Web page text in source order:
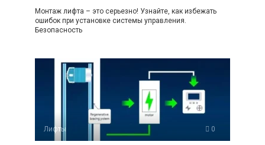
Монтаж лифта – это серьезно! Узнайте, как избежать
ошибок при установке системы управления.
Безопасность
Лифты 0